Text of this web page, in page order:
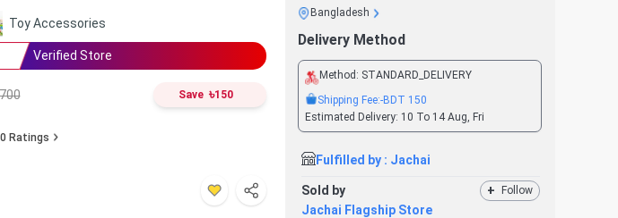
Toy Accessories
Verified Store
Save ৳150
0 Ratings
Bangladesh
Delivery Method
Method: STANDARD_DELIVERY
Shipping Fee:-BDT 150
Estimated Delivery: 10 To 14 Aug, Fri
Fulfilled by : Jachai
Sold by + Follow
Jachai Flagship Store